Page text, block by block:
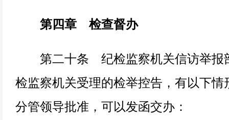
第四章 检查督办
第二十条 纪检监察机关信访举报
检监察机关受理的检举控告，有以下情
分管领导批准，可以发函交办：